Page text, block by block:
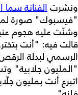
ونشرتالفنانة
"فيسبوك" صورة
وشنّت عليه هجوم
قالت فيه: "أنت
الرسمي لبدلة
"المليون جلابية"
اتبرع أنت بمليون